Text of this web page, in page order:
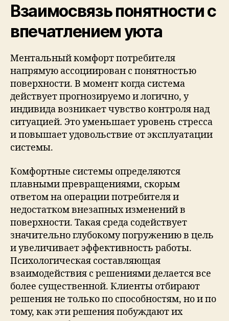
Взаимосвязь понятности с
впечатлением уюта
Ментальный комфорт потребителя
напрямую ассоциирован с понятностью
поверхности. В момент когда система
действует прогнозируемо и логично, у
индивида возникает чувство контроля над
ситуацией. Это уменьшает уровень стресса
и повышает удовольствие от эксплуатации
системы.
Комфортные системы определяются
плавными превращениями, скорым
ответом на операции потребителя и
недостатком внезапных изменений в
поверхности. Такая среда содействует
значительно глубокому погружению в цель
и увеличивает эффективность работы.
Психологическая составляющая
взаимодействия с решениями делается все
более существенной. Клиенты отбирают
решения не только по способностям, но и по
тому, как эти решения побуждают их